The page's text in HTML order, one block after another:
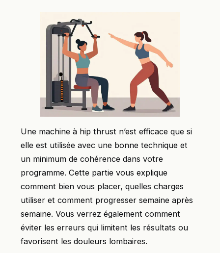
Une machine à hip thrust n’est efficace que si
elle est utilisée avec une bonne technique et
un minimum de cohérence dans votre
programme. Cette partie vous explique
comment bien vous placer, quelles charges
utiliser et comment progresser semaine après
semaine. Vous verrez également comment
éviter les erreurs qui limitent les résultats ou
favorisent les douleurs lombaires.